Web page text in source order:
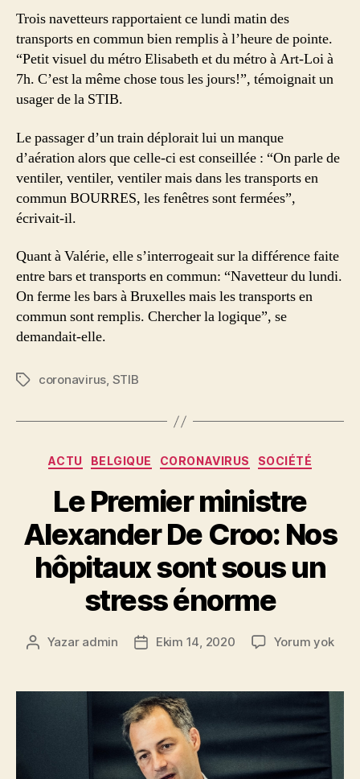
Trois navetteurs rapportaient ce lundi matin des
transports en commun bien remplis à l’heure de pointe.
“Petit visuel du métro Elisabeth et du métro à Art-Loi à
7h. C’est la même chose tous les jours!”, témoignait un
usager de la STIB.
Le passager d’un train déplorait lui un manque
d’aération alors que celle-ci est conseillée : “On parle de
ventiler, ventiler, ventiler mais dans les transports en
commun BOURRES, les fenêtres sont fermées”,
écrivait-il.
Quant à Valérie, elle s’interrogeait sur la différence faite
entre bars et transports en commun: “Navetteur du lundi.
On ferme les bars à Bruxelles mais les transports en
commun sont remplis. Chercher la logique”, se
demandait-elle.
Etiketlercoronavirus, STIB
Kategoriler
ACTU BELGIQUE CORONAVIRUS SOCIÉTÉ
Le Premier ministre
Alexander De Croo: Nos
hôpitaux sont sous un
stress énorme
Yazının
Yazar admin
YazıEkim 14, 2020 Yorum yokLe